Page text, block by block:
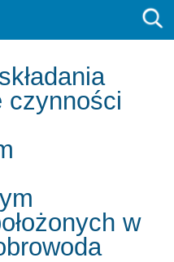
czynności
w